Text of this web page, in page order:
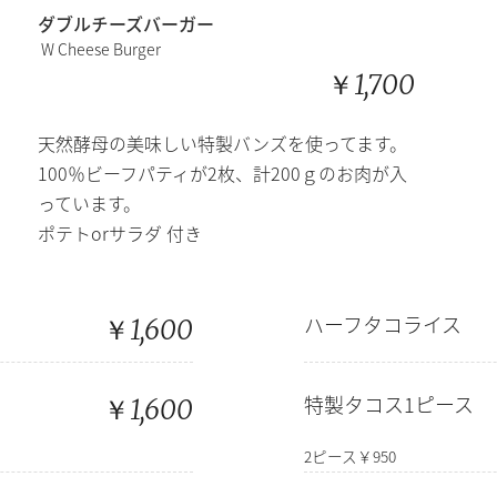
ダブルチーズバーガー
W Cheese Burger
￥1,700
天然酵母の美味しい特製バンズを使ってます。
100％ビーフパティが2枚、計200ｇのお肉が入
っています。
ポテトorサラダ 付き
￥1,600 ハーフタコライス
￥1,600 特製タコス1ピース
2ピース￥950